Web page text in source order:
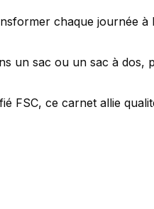
chaque journée
un sac ou un sac à
FSC, ce carnet allie